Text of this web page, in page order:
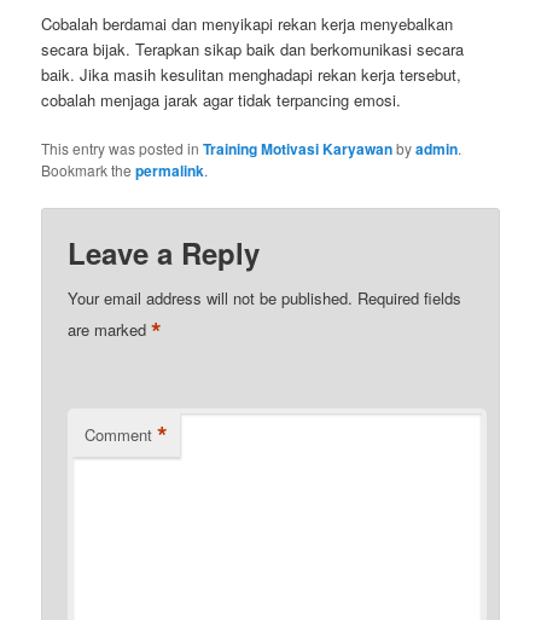
Cobalah berdamai dan menyikapi rekan kerja menyebalkan
secara bijak. Terapkan sikap baik dan berkomunikasi secara
baik. Jika masih kesulitan menghadapi rekan kerja tersebut,
cobalah menjaga jarak agar tidak terpancing emosi.
This entry was posted inTraining Motivasi Karyawanbyadmin.
Bookmark thepermalink.
Leave a Reply
Your email address will not be published. Required fields
are marked*
Comment *